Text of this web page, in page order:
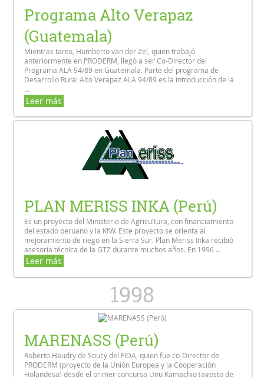
Programa Alto Verapaz
(Guatemala)
Mientras tanto, Humberto van der Zel, quien trabajó
anteriormente en PRODERM, llegó a ser Co-Director del
Programa ALA 94/89 en Guatemala. Parte del programa de
Desarrollo Rural Alto Verapaz ALA 94/89 es la introducción de la
...
Leer más
PLAN MERISS INKA (Perú)
Es un proyecto del Ministerio de Agricultura, con financiamiento
del estado peruano y la KfW. Este proyecto se orienta al
mejoramiento de riego en la Sierra Sur. Plan Meriss Inka recibió
asesoría técnica de la GTZ durante muchos años. En 1996 ...
Leer más
1998
MARENASS (Perú)
Roberto Haudry de Soucy del FIDA, quien fue co-Director de
PRODERM (proyecto de la Unión Europea y la Cooperación
Holandesa) desde el primer concurso Unu Kamachiq (agosto de